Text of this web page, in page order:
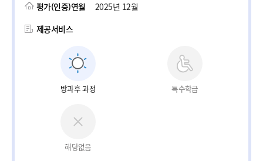
평가(인증)연월
2025년 12월
제공서비스
방과후 과정 특수학급
해당없음